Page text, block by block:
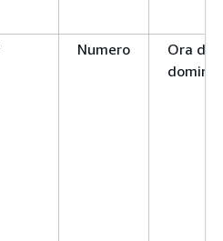
Numero
Ora di